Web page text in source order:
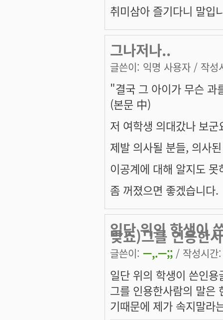
취미삼아 즐기다니 말입
그나저나..
글쓴이: 익명 사용자 / 작성
"결국 그 아이가 무슨 과
(본문 中)
저 여학생 의대갔나 보
제발 의사될 분들, 의사
이공계에 대해 알지도
좀 꺼졌으면 좋겠습니다.
일단 위의 학생이
맞죠)그를 인용한사
글쓴이: ㅡ,.ㅡ;; / 작성시
일단 위의 학생이 쓴인
그를 인용한사람의 말은
기때문에 제가 속지말라